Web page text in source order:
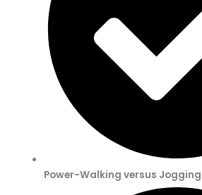
Power-Walking versus Jogging